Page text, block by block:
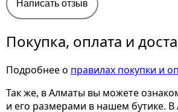
Написать отзыв
Покупка, оплата и
Подробнее о правилах покупки и
Так же, в Алматы вы можете
и его размерами в нашем бутике. В